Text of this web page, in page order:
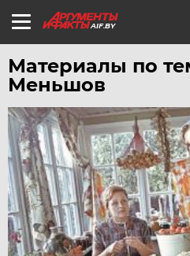
AIF.BY
Материалы по
Меньшов